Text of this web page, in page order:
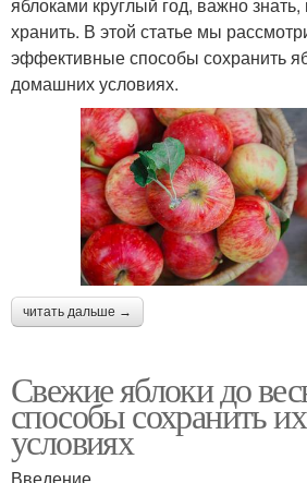
хранить. В этой статье мы
эффективные способы сохранить
домашних условиях.
читать дальше →
Свежие яблоки до
способы сохранить
условиях